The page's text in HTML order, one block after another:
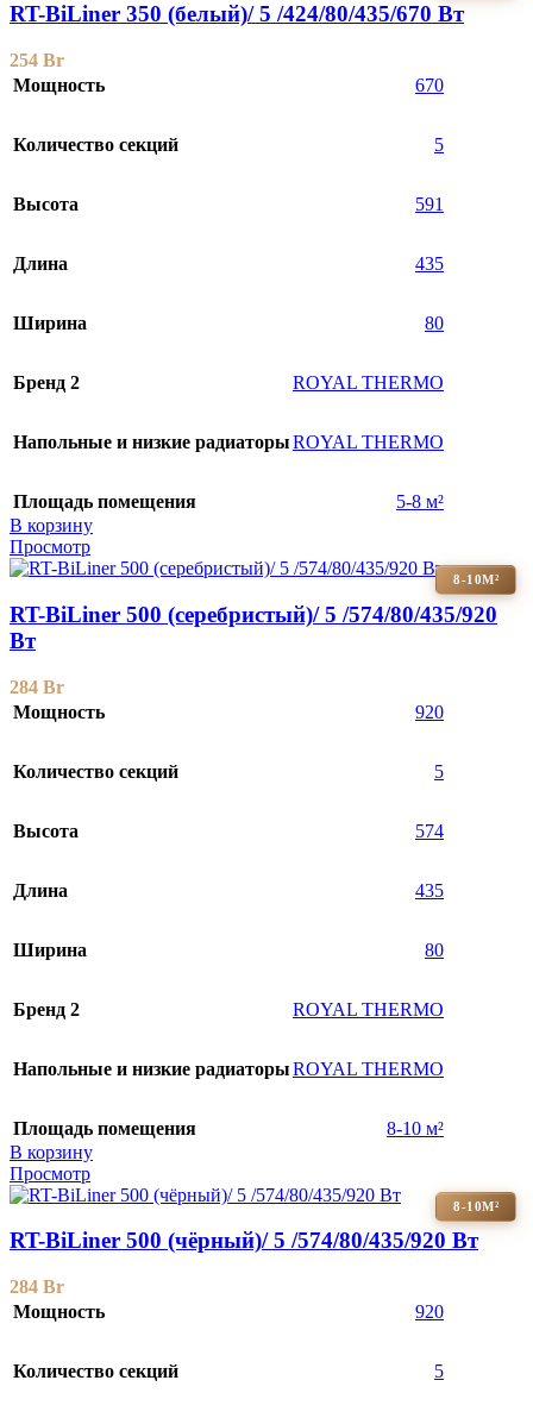
RT-BiLiner 350 (белый)/ 5 /424/80/435/670 Вт
254 Br
Мощность
670
Количество секций 5
Высота 591
Длина 435
Ширина 80
Бренд 2 ROYAL THERMO
Напольные и низкие радиаторыROYAL THERMO
Площадь помещения
5-8 м²
В корзину
Просмотр
8-10М²
RT-BiLiner 500 (серебристый)/ 5 /574/80/435/920
Вт
284 Br
Мощность
920
Количество секций 5
Высота 574
Длина 435
Ширина 80
Бренд 2 ROYAL THERMO
Напольные и низкие радиаторыROYAL THERMO
Площадь помещения
8-10 м²
В корзину
Просмотр
8-10М²
RT-BiLiner 500 (чёрный)/ 5 /574/80/435/920 Вт
284 Br
Мощность
920
Количество секций 5